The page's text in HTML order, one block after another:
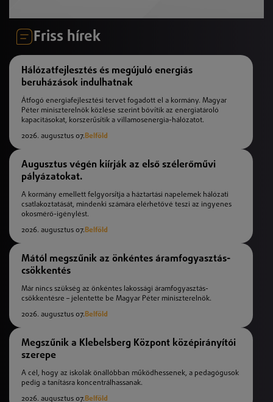
Friss hírek
Hálózatfejlesztés és megújuló energiás
beruházások indulhatnak
Átfogó energiafejlesztési tervet fogadott el a kormány. Magyar
Péter miniszterelnök közlése szerint bővítik az energiatároló
kapacitásokat, korszerűsítik a villamosenergia-hálózatot.
2026. augusztus 07.Belföld
Augusztus végén kiírják az első szélerőművi
pályázatokat.
A kormány emellett felgyorsítja a háztartási napelemek hálózati
csatlakoztatását, mindenki számára elérhetővé teszi az ingyenes
okosmérő-igénylést.
2026. augusztus 07.Belföld
Mától megszűnik az önkéntes áramfogyasztás-
csökkentés
Már nincs szükség az önkéntes lakossági áramfogyasztás-
csökkentésre – jelentette be Magyar Péter miniszterelnök.
2026. augusztus 07.Belföld
Megszűnik a Klebelsberg Központ középirányítói
szerepe
A cél, hogy az iskolák önállóbban működhessenek, a pedagógusok
pedig a tanításra koncentrálhassanak.
2026. augusztus 07.Belföld